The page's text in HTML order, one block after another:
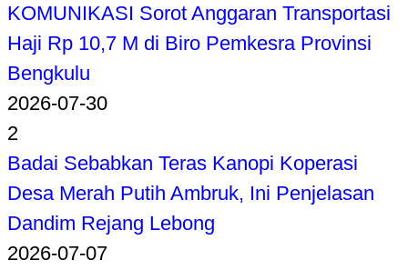
KOMUNIKASI Sorot Anggaran Transportasi
Haji Rp 10,7 M di Biro Pemkesra Provinsi
Bengkulu
2026-07-30
2
Badai Sebabkan Teras Kanopi Koperasi
Desa Merah Putih Ambruk, Ini Penjelasan
Dandim Rejang Lebong
2026-07-07